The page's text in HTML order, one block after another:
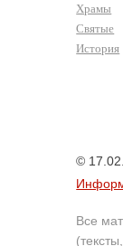
Храмы
Святые
История
©
Все